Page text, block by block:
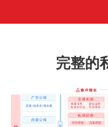
完整的